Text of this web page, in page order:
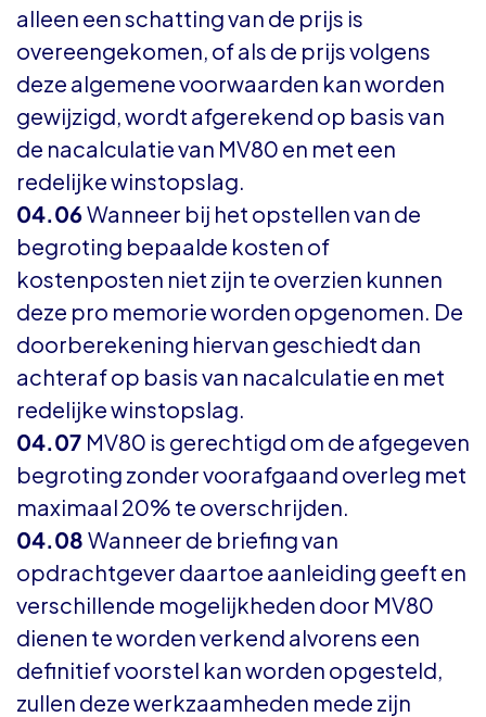
alleen een schatting van de prijs is
overeengekomen, of als de prijs volgens
deze algemene voorwaarden kan worden
gewijzigd, wordt afgerekend op basis van
de nacalculatie van MV80 en met een
redelijke winstopslag.
04.06Wanneer bij het opstellen van de
begroting bepaalde kosten of
kostenposten niet zijn te overzien kunnen
deze pro memorie worden opgenomen. De
doorberekening hiervan geschiedt dan
achteraf op basis van nacalculatie en met
redelijke winstopslag.
04.07 MV80 is gerechtigd om de afgegeven
begroting zonder voorafgaand overleg met
maximaal 20% te overschrijden.
04.08 Wanneer de briefing van
opdrachtgever daartoe aanleiding geeft en
verschillende mogelijkheden door MV80
dienen te worden verkend alvorens een
definitief voorstel kan worden opgesteld,
zullen deze werkzaamheden mede zijn